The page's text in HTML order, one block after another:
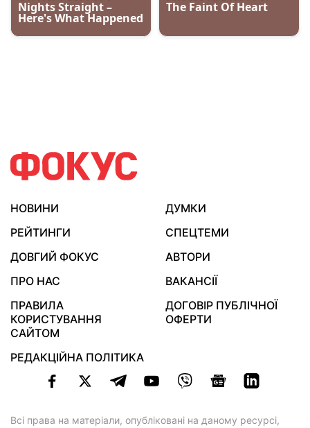
НОВИНИ
ДУМКИ
РЕЙТИНГИ
СПЕЦТЕМИ
ДОВГИЙ ФОКУС
АВТОРИ
ПРО НАС
ВАКАНСІЇ
ПРАВИЛА
КОРИСТУВАННЯ
САЙТОМ
ДОГОВІР ПУБЛІЧНОЇ
ОФЕРТИ
РЕДАКЦІЙНА ПОЛІТИКА
Всі права на матеріали, опубліковані на даному ресурсі,